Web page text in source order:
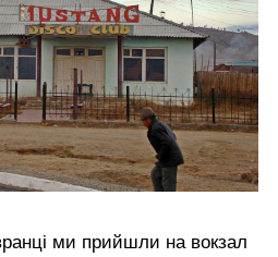
ми прийшли на вокзал